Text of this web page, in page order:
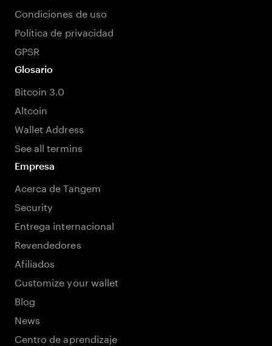
Condiciones de uso
Política de privacidad
GPSR
Glosario
Bitcoin 3.0
Altcoin
Wallet Address
See all termins
Empresa
Acerca de Tangem
Security
Entrega internacional
Revendedores
Afiliados
Customize your wallet
Blog
News
Centro de aprendizaje